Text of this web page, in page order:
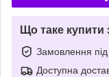
Що таке купити
Замовлення
Доступна